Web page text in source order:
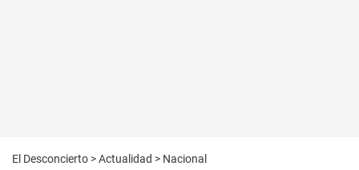
El Desconcierto >Actualidad > Nacional